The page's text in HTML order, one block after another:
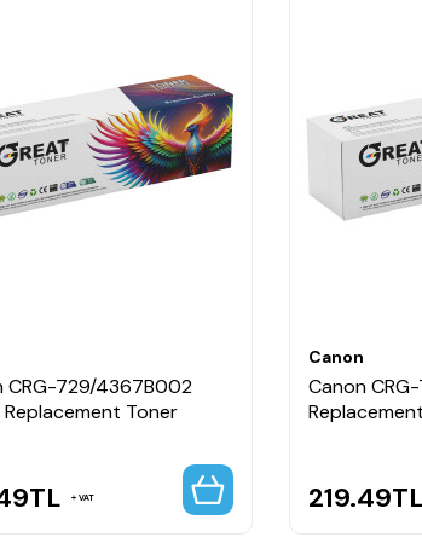
CRG-729/4367B002
Replacement Toner
TL VAT
Canon
Canon
219.49TL